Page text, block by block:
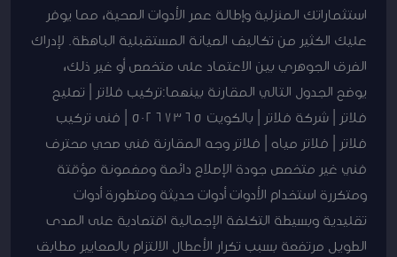
استثماراتك المنزلية وإطالة عمر الأدوات الصحية، مما يوفر
عليك الكثير من تكاليف الصيانة المستقبلية الباهظة. لإدراك
الفرق الجوهري بين الاعتماد على متخصص أو غير ذلك،
يوضح الجدول التالي المقارنة بينهما:تركيب فلاتر | تصليح
فلاتر | شركة فلاتر | بالكويت 50267365 | فنى تركيب
فلاتر | فلاتر مياه | فلاتر وجه المقارنة فني صحي محترف
فني غير متخصص جودة الإصلاح دائمة ومضمونة مؤقتة
ومتكررة استخدام الأدوات أدوات حديثة ومتطورة أدوات
تقليدية وبسيطة التكلفة الإجمالية اقتصادية على المدى
الطويل مرتفعة بسبب تكرار الأعطال الالتزام بالمعايير مطابق